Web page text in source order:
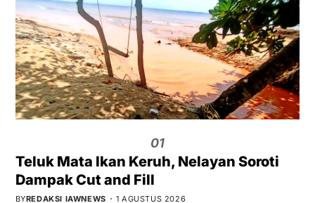
01
Teluk Mata Ikan Keruh, Nelayan Soroti
Dampak Cut and Fill
BYREDAKSI IAWNEWS 1 AGUSTUS 2026